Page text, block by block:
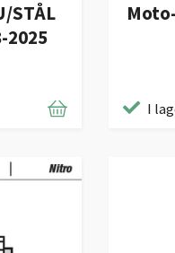
STÅL
2025
I